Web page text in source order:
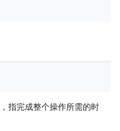
指完成整个操作所需的时